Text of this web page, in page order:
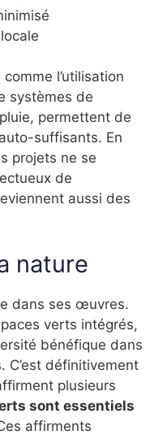
l’utilisation
systèmes de
permettent de
suffisants. En
projets ne se
de
aussi des
nature
dans ses œuvres.
verts intégrés,
bénéfique dans
C’est définitivement
plusieurs
sont essentiels
affirments